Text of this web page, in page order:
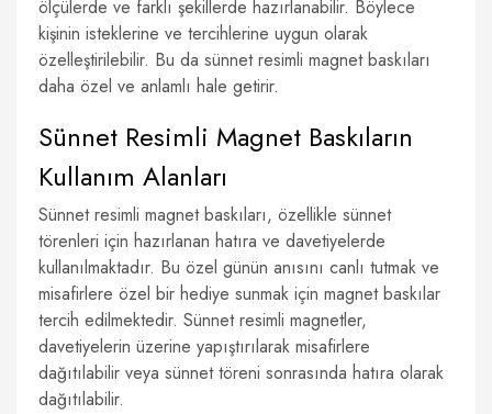
ölçülerde ve farklı şekillerde hazırlanabilir. Böylece
kişinin isteklerine ve tercihlerine uygun olarak
özelleştirilebilir. Bu da sünnet resimli magnet baskıları
daha özel ve anlamlı hale getirir.
Sünnet Resimli Magnet Baskıların
Kullanım Alanları
Sünnet resimli magnet baskıları, özellikle sünnet
törenleri için hazırlanan hatıra ve davetiyelerde
kullanılmaktadır. Bu özel günün anısını canlı tutmak ve
misafirlere özel bir hediye sunmak için magnet baskılar
tercih edilmektedir. Sünnet resimli magnetler,
davetiyelerin üzerine yapıştırılarak misafirlere
dağıtılabilir veya sünnet töreni sonrasında hatıra olarak
dağıtılabilir.